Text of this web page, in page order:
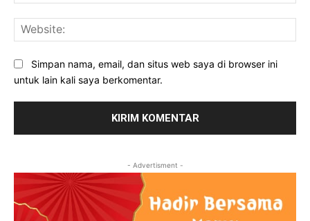
Simpan nama, email, dan situs web saya di browser ini
untuk lain kali saya berkomentar.
- Advertisment -